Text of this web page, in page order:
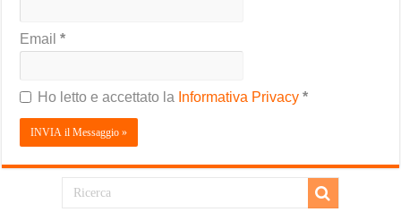
Email*
Ho letto e accettato la Informativa Privacy*